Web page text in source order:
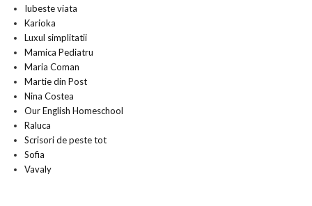
Iubeste viata
Karioka
Luxul simplitatii
Mamica Pediatru
Maria Coman
Martie din Post
Nina Costea
Our English Homeschool
Raluca
Scrisori de peste tot
Sofia
Vavaly